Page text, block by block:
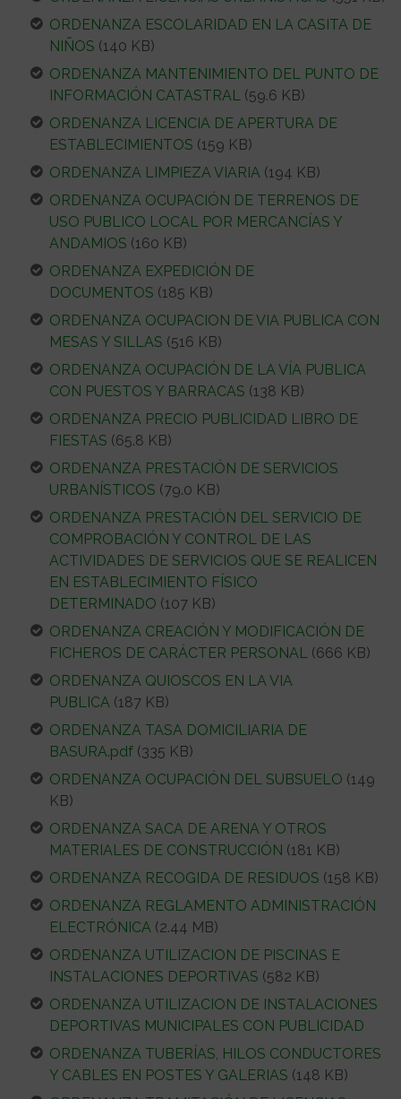
ORDENANZA ESCOLARIDAD EN LA CASITA DE
NIÑOS (140 KB)
ORDENANZA MANTENIMIENTO DEL PUNTO DE
INFORMACIÓN CATASTRAL (59.6 KB)
ORDENANZA LICENCIA DE APERTURA DE
ESTABLECIMIENTOS (159 KB)
ORDENANZA LIMPIEZA VIARIA (194 KB)
ORDENANZA OCUPACIÓN DE TERRENOS DE
USO PUBLICO LOCAL POR MERCANCÍAS Y
ANDAMIOS (160 KB)
ORDENANZA EXPEDICIÓN DE
DOCUMENTOS (185 KB)
ORDENANZA OCUPACION DE VIA PUBLICA CON
MESAS Y SILLAS (516 KB)
ORDENANZA OCUPACIÓN DE LA VÍA PUBLICA
CON PUESTOS Y BARRACAS (138 KB)
ORDENANZA PRECIO PUBLICIDAD LIBRO DE
FIESTAS (65.8 KB)
ORDENANZA PRESTACIÓN DE SERVICIOS
URBANÍSTICOS (79.0 KB)
ORDENANZA PRESTACIÓN DEL SERVICIO DE
COMPROBACIÓN Y CONTROL DE LAS
ACTIVIDADES DE SERVICIOS QUE SE REALICEN
EN ESTABLECIMIENTO FÍSICO
DETERMINADO (107 KB)
ORDENANZA CREACIÓN Y MODIFICACIÓN DE
FICHEROS DE CARÁCTER PERSONAL (666 KB)
ORDENANZA QUIOSCOS EN LA VIA
PUBLICA (187 KB)
ORDENANZA TASA DOMICILIARIA DE
BASURA.pdf (335 KB)
ORDENANZA OCUPACIÓN DEL SUBSUELO (149
KB)
ORDENANZA SACA DE ARENA Y OTROS
MATERIALES DE CONSTRUCCIÓN (181 KB)
ORDENANZA RECOGIDA DE RESIDUOS (158 KB)
ORDENANZA REGLAMENTO ADMINISTRACIÓN
ELECTRÓNICA (2.44 MB)
ORDENANZA UTILIZACION DE PISCINAS E
INSTALACIONES DEPORTIVAS (582 KB)
ORDENANZA UTILIZACION DE INSTALACIONES
DEPORTIVAS MUNICIPALES CON PUBLICIDAD
ORDENANZA TUBERÍAS, HILOS CONDUCTORES
Y CABLES EN POSTES Y GALERIAS (148 KB)